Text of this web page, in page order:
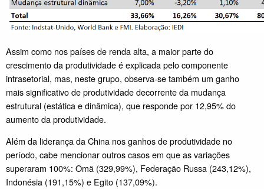
Assim como nos países de renda alta, a maior parte do
crescimento da produtividade é explicada pelo componente
intrasetorial, mas, neste grupo, observa-se também um ganho
mais significativo de produtividade decorrente da mudança
estrutural (estática e dinâmica), que responde por 12,95% do
aumento da produtividade.
Além da liderança da China nos ganhos de produtividade no
período, cabe mencionar outros casos em que as variações
superaram 100%: Omã (329,99%), Federação Russa (243,12%),
Indonésia (191,15%) e Egito (137,09%).